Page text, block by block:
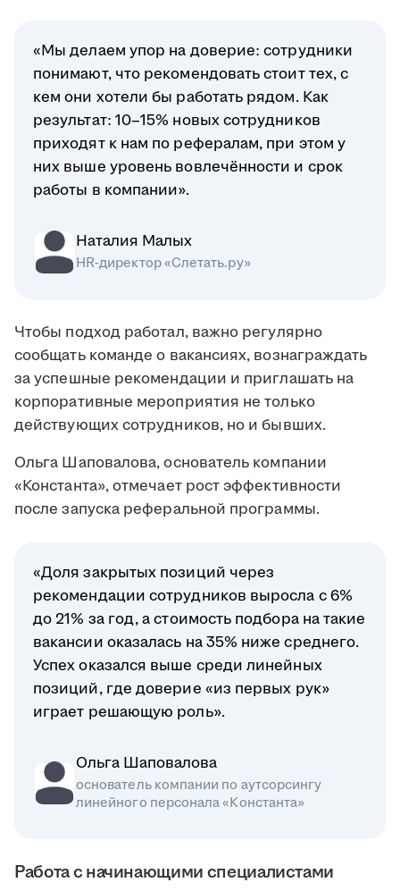
«Мы делаем упор на доверие: сотрудники
понимают, что рекомендовать стоит тех, с
кем они хотели бы работать рядом. Как
результат: 10–15% новых сотрудников
приходят к нам по рефералам, при этом у
них выше уровень вовлечённости и срок
работы в компании».
Наталия Малых
HR-директор «Слетать.ру»
Чтобы подход работал, важно регулярно
сообщать команде о вакансиях, вознаграждать
за успешные рекомендации и приглашать на
корпоративные мероприятия не только
действующих сотрудников, но и бывших.
Ольга Шаповалова, основатель компании
«Константа», отмечает рост эффективности
после запуска реферальной программы.
«Доля закрытых позиций через
рекомендации сотрудников выросла с 6%
до 21% за год, а стоимость подбора на такие
вакансии оказалась на 35% ниже среднего.
Успех оказался выше среди линейных
позиций, где доверие «из первых рук»
играет решающую роль».
Ольга Шаповалова
основатель компании по аутсорсингу
линейного персонала «Константа»
Работа с начинающими специалистами